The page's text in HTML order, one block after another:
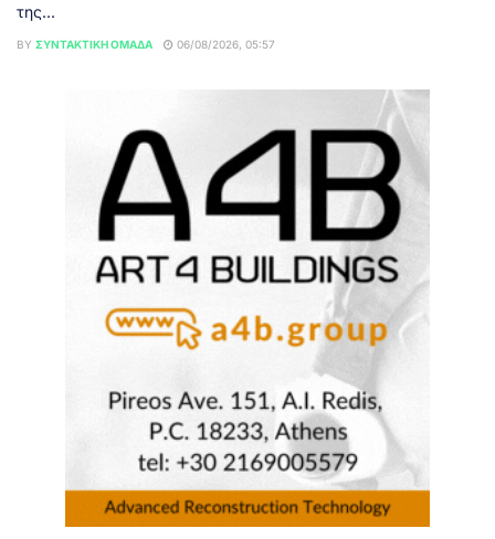
της...
BY ΣΥΝΤΑΚΤΙΚΉ ΟΜΆΔΑ 06/08/2026, 05:57